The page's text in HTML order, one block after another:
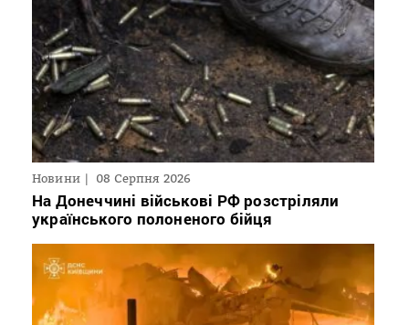
Новини 08 Серпня 2026
На Донеччині військові РФ розстріляли
українського полоненого бійця